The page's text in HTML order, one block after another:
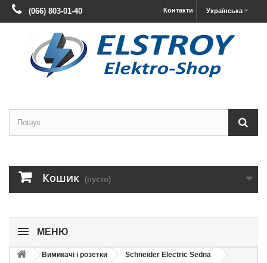
Українська
Контакти
(066) 803-01-40
Кошик (пусто)
МЕНЮ
Вимикачі і розетки
Schneider Electric Sedna